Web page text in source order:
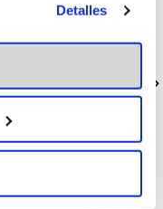
información puedes
Detalles
Siguiente